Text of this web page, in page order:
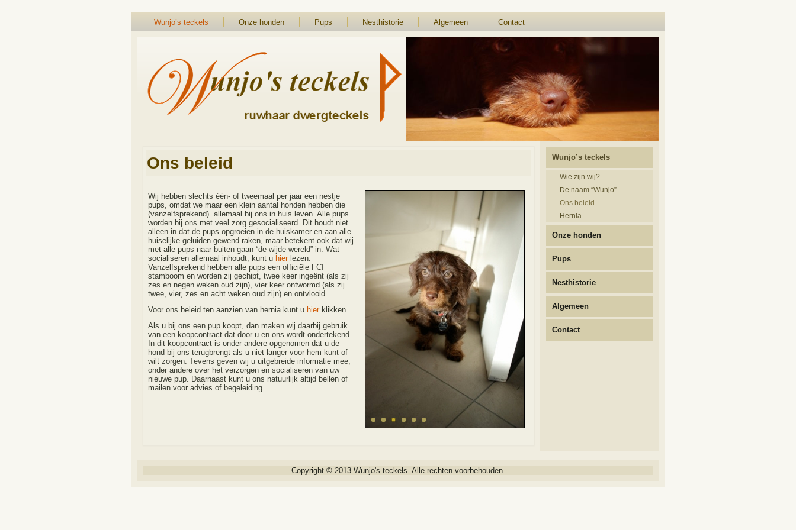
Wunjo’s teckels Onze honden Pups Nesthistorie Algemeen Contact
Ons beleid
Wij hebben slechts één- of tweemaal per jaar een nestje
pups, omdat we maar een klein aantal honden hebben die
(vanzelfsprekend) allemaal bij ons in huis leven. Alle pups
worden bij ons met veel zorg gesocialiseerd. Dit houdt niet
alleen in dat de pups opgroeien in de huiskamer en aan alle
huiselijke geluiden gewend raken, maar betekent ook dat wij
met alle pups naar buiten gaan “de wijde wereld” in. Wat
socialiseren allemaal inhoudt, kunt u hierlezen.
Vanzelfsprekend hebben alle pups een officiële FCI
stamboom en worden zij gechipt, twee keer ingeënt (als zij
zes en negen weken oud zijn), vier keer ontwormd (als zij
twee, vier, zes en acht weken oud zijn) en ontvlooid.
Voor ons beleid ten aanzien van hernia kunt u hierklikken.
Als u bij ons een pup koopt, dan maken wij daarbij gebruik
van een koopcontract dat door u en ons wordt ondertekend.
In dit koopcontract is onder andere opgenomen dat u de
hond bij ons terugbrengt als u niet langer voor hem kunt of
wilt zorgen. Tevens geven wij u uitgebreide informatie mee,
onder andere over het verzorgen en socialiseren van uw
nieuwe pup. Daarnaast kunt u ons natuurlijk altijd bellen of
mailen voor advies of begeleiding.
Wunjo’s teckels
Wie zijn wij?
De naam “Wunjo”
Ons beleid
Hernia
Onze honden
Pups
Nesthistorie
Algemeen
Contact
Copyright © 2013 Wunjo's teckels. Alle rechten voorbehouden.